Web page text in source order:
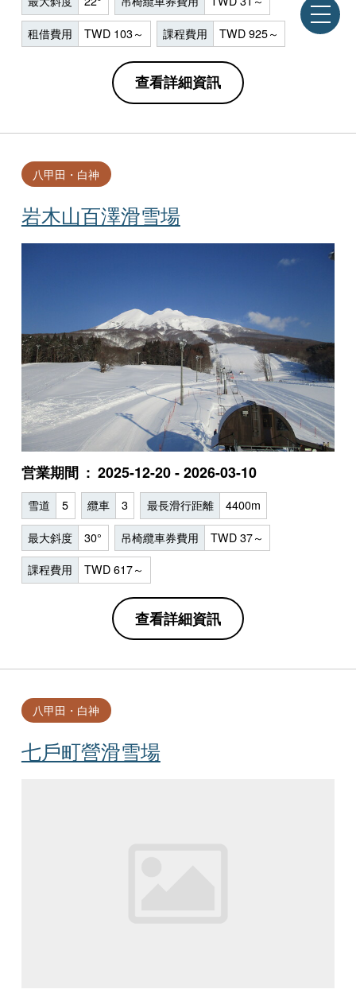
租借費用 TWD 103～ 課程費用 TWD 925～
查看詳細資訊
岩木山百澤滑雪場
八甲田・白神
営業期間 2025-12-20 - 2026-03-10
雪道 5 纜車 3 最長滑行距離 4400m
最大斜度 30° 吊椅纜車券費用 TWD 37～
課程費用 TWD 617～
查看詳細資訊
七戶町營滑雪場
八甲田・白神